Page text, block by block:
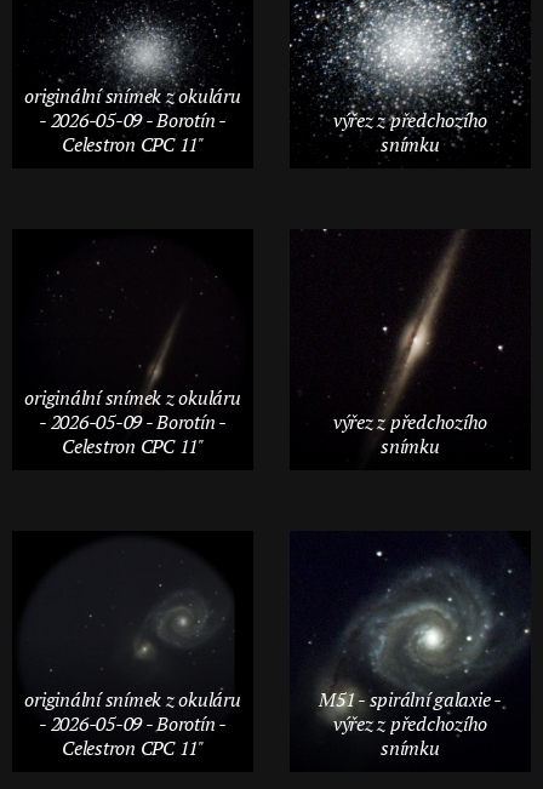
originální snímek z okuláru
- 2026-05-09 - Borotín -
Celestron CPC 11"
výřez z předchozího
snímku
originální snímek z okuláru
- 2026-05-09 - Borotín -
Celestron CPC 11"
výřez z předchozího
snímku
originální snímek z okuláru
- 2026-05-09 - Borotín -
Celestron CPC 11"
M51 - spirální galaxie -
výřez z předchozího
snímku